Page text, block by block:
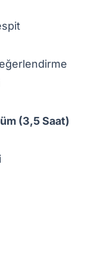
(3,5 Saat)